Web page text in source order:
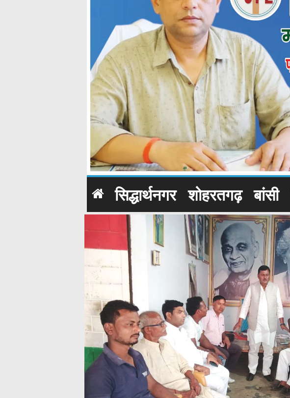
सिद्धार्थनगर शोहरतगढ़ बांसी